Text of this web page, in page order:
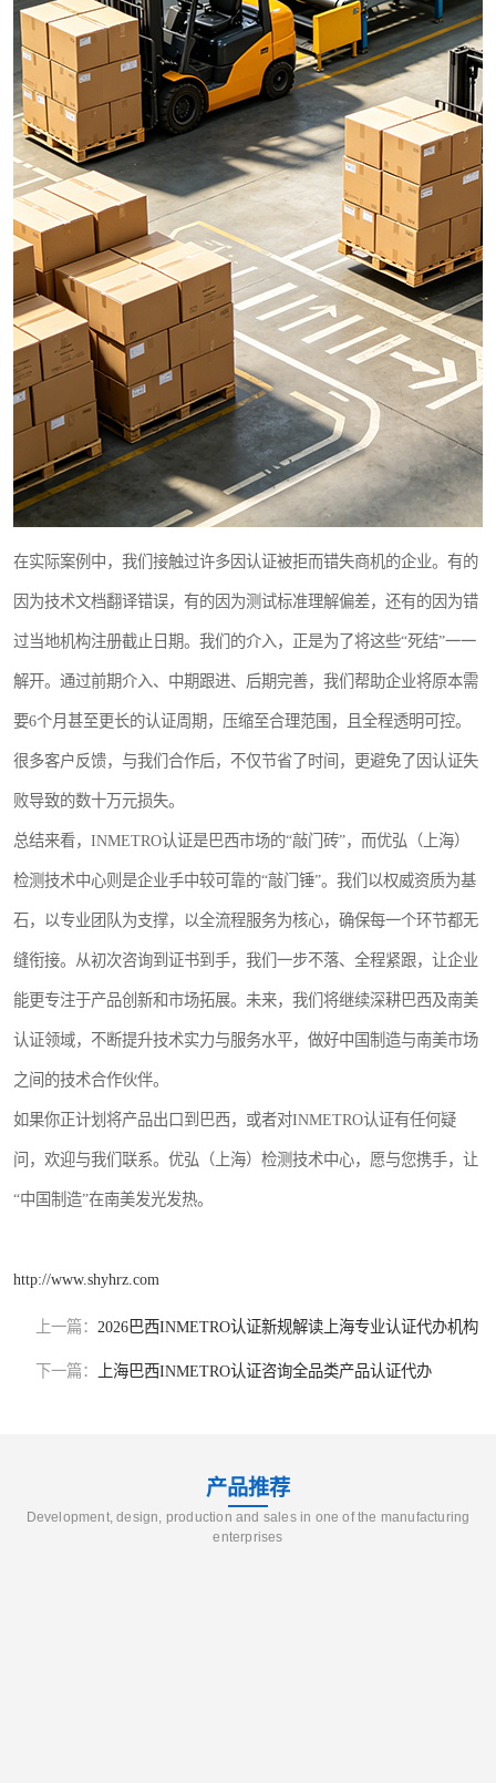
在实际案例中，我们接触过许多因认证被拒而错失商机的企业。有的
因为技术文档翻译错误，有的因为测试标准理解偏差，还有的因为错
过当地机构注册截止日期。我们的介入，正是为了将这些“死结”一一
解开。通过前期介入、中期跟进、后期完善，我们帮助企业将原本需
要6个月甚至更长的认证周期，压缩至合理范围，且全程透明可控。
很多客户反馈，与我们合作后，不仅节省了时间，更避免了因认证失
败导致的数十万元损失。
总结来看，INMETRO认证是巴西市场的“敲门砖”，而优弘（上海）
检测技术中心则是企业手中较可靠的“敲门锤”。我们以权威资质为基
石，以专业团队为支撑，以全流程服务为核心，确保每一个环节都无
缝衔接。从初次咨询到证书到手，我们一步不落、全程紧跟，让企业
能更专注于产品创新和市场拓展。未来，我们将继续深耕巴西及南美
认证领域，不断提升技术实力与服务水平，做好中国制造与南美市场
之间的技术合作伙伴。
如果你正计划将产品出口到巴西，或者对INMETRO认证有任何疑
问，欢迎与我们联系。优弘（上海）检测技术中心，愿与您携手，让
“中国制造”在南美发光发热。
http://www.shyhrz.com
上一篇： 2026巴西INMETRO认证新规解读上海专业认证代办机构
下一篇： 上海巴西INMETRO认证咨询全品类产品认证代办
产品推荐
Development, design, production and sales in one of the manufacturing
enterprises